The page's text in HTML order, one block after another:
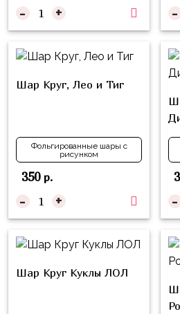
- + -
Шар Круг, Лео и Тиг
Фольгированные шары с
рисунком
350р.
- + -
Шар Круг Куклы ЛОЛ
Фольгированные
фигуры
Готовые
из
Шары
с
фигуры
Холодное
Мой
Маленький
Пони
Буба
Лунтик
Чебурашка
ниндзя
Фиксики